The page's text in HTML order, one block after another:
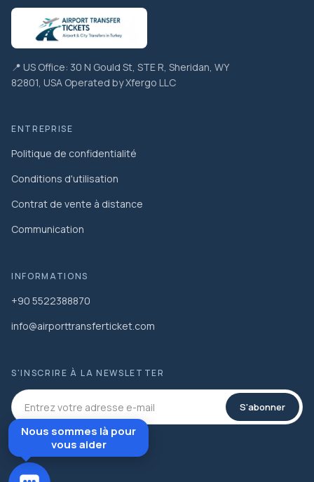
📍 US Office: 30 N Gould St, STE R, Sheridan, WY
82801, USA Operated by Xfergo LLC
ENTREPRISE
Politique de confidentialité
Conditions d'utilisation
Contrat de vente à distance
Communication
INFORMATIONS
+90 5522388870
info@airporttransferticket.com
S'INSCRIRE À LA NEWSLETTER
S'abonner
Nous sommes là pour
vous aider